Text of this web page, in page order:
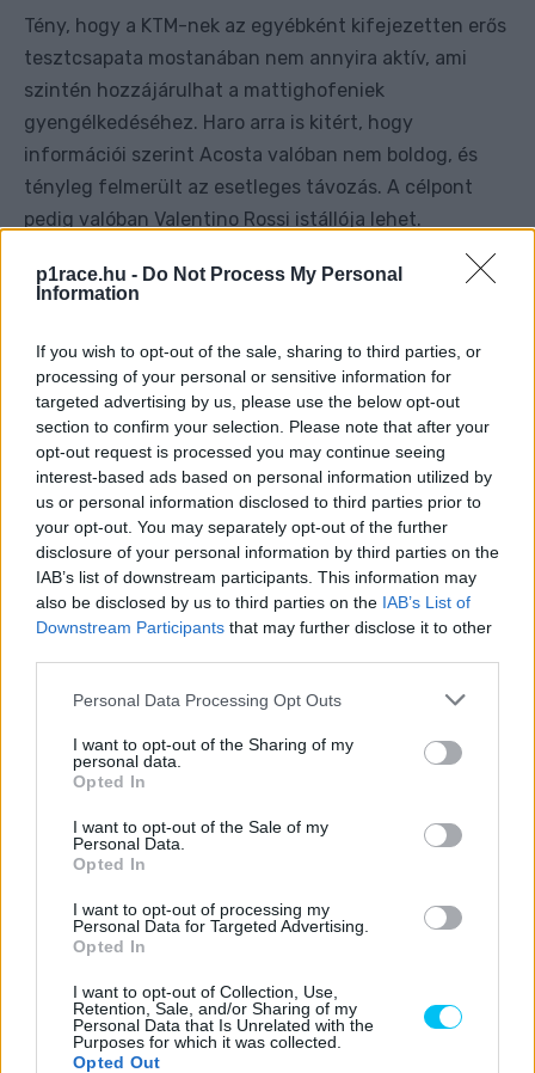
p1race.hu - Do Not Process My Personal
Information
If you wish to opt-out of the sale, sharing to third parties, or
processing of your personal or sensitive information for
targeted advertising by us, please use the below opt-out
section to confirm your selection. Please note that after your
opt-out request is processed you may continue seeing
interest-based ads based on personal information utilized by
us or personal information disclosed to third parties prior to
your opt-out. You may separately opt-out of the further
disclosure of your personal information by third parties on the
IAB’s list of downstream participants. This information may
also be disclosed by us to third parties on the IAB’s List of
Downstream Participants that may further disclose it to other
Please note that this website/app uses one or more Google
not limited to your visit or usage behaviour. You may click to
grant or deny consent to Google and its third-party tags to
use your data for below specified purposes in below Google
consent section.
Personal Data Processing Opt Outs
I want to opt-out of the Sharing of my
personal data.
Opted In
I want to opt-out of the Sale of my
Personal Data.
Opted In
I want to opt-out of processing my
Personal Data for Targeted Advertising.
Opted In
I want to opt-out of Collection, Use,
Retention, Sale, and/or Sharing of my
Personal Data that Is Unrelated with the
Purposes for which it was collected.
Opted Out
Tény, hogy a KTM-nek az egyébként kifejezetten erős
tesztcsapata mostanában nem annyira aktív, ami
szintén hozzájárulhat a mattighofeniek
gyengélkedéséhez. Haro arra is kitért, hogy
információi szerint Acosta valóban nem boldog, és
tényleg felmerült az esetleges távozás. A célpont
pedig valóban Valentino Rossi istállója lehet.
Úgy hallottam, hogy Pedro eléggé bosszús – árulta
Ducatin szeretne ülni. Ez a párbeszéd zajlik. A KTM
projektvezetőjének távozása után minden a
levegőben lóg. A KTM-en belül egoharc folyik.
Projektvezető nélkül előfordul az ilyesmi. És nem
veszik figyelembe Dani Pedrosa és a tesztcsapat
döntéseit.”
CIMKÉK Albert Valera kiemelt KTM
Pit Beirer